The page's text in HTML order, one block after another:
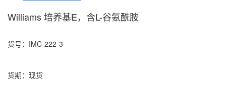
Williams 培养基E，含L-谷氨酰胺
货号：IMC-222-3
货期：现货